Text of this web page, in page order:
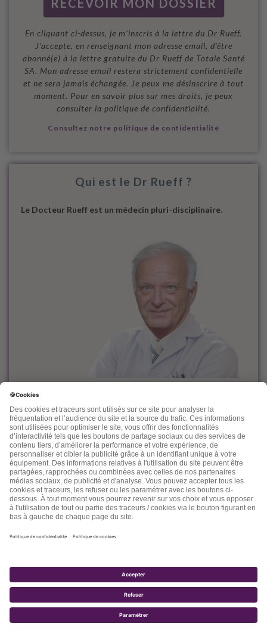
En cliquant ci-dessus, je m'inscris à la lettre du Dr Rueff.
J’accepte, en renseignant mon adresse email, d’être
abonné(e) à la lettre gratuite du Dr Rueff de Totale Santé
SA. Mon adresse email restera strictement confidentielle
et ne sera jamais échangée. Je peux me désinscrire à tout
moment. Pour en savoir plus sur mes droits, je peux
consulter la politique de confidentialité.
Consultez notre politique de confidentialité
Qui est le Dr Rueff ?
Le Docteur Rueff est un médecin pluri-disciplinaire.
Le docteur Dominique Rueff, diplômé Universitaire de
Cancérologie, est, depuis des années un fervent défenseur
de la prévention et de l'accompagnement nutritionnel et
environnemental des maladies liées à l'âge.
Désireux de découvrir d'autres thérapeutiques et d'en
mesurer les effets, il n'hésite pas à s'ouvrir vers d'autres
connaissances comme la médecine chinoise, l'homéopathie,
la phytothérapie et quelques autres. Dans ses "lettres" il
nous fait partager son expérience, ses connaissances, ses
espoirs et parfois ses doutes.
2017 - TOTALE SANTÉ SA - TOUS DROITS RÉSERVÉS